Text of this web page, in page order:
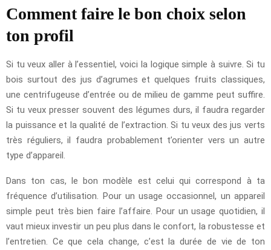
Comment faire le bon choix selon
ton profil
Si tu veux aller à l’essentiel, voici la logique simple à suivre. Si tu
bois surtout des jus d’agrumes et quelques fruits classiques,
une centrifugeuse d’entrée ou de milieu de gamme peut suffire.
Si tu veux presser souvent des légumes durs, il faudra regarder
la puissance et la qualité de l’extraction. Si tu veux des jus verts
très réguliers, il faudra probablement t’orienter vers un autre
type d’appareil.
Dans ton cas, le bon modèle est celui qui correspond à ta
fréquence d’utilisation. Pour un usage occasionnel, un appareil
simple peut très bien faire l’affaire. Pour un usage quotidien, il
vaut mieux investir un peu plus dans le confort, la robustesse et
l’entretien. Ce que cela change, c’est la durée de vie de ton